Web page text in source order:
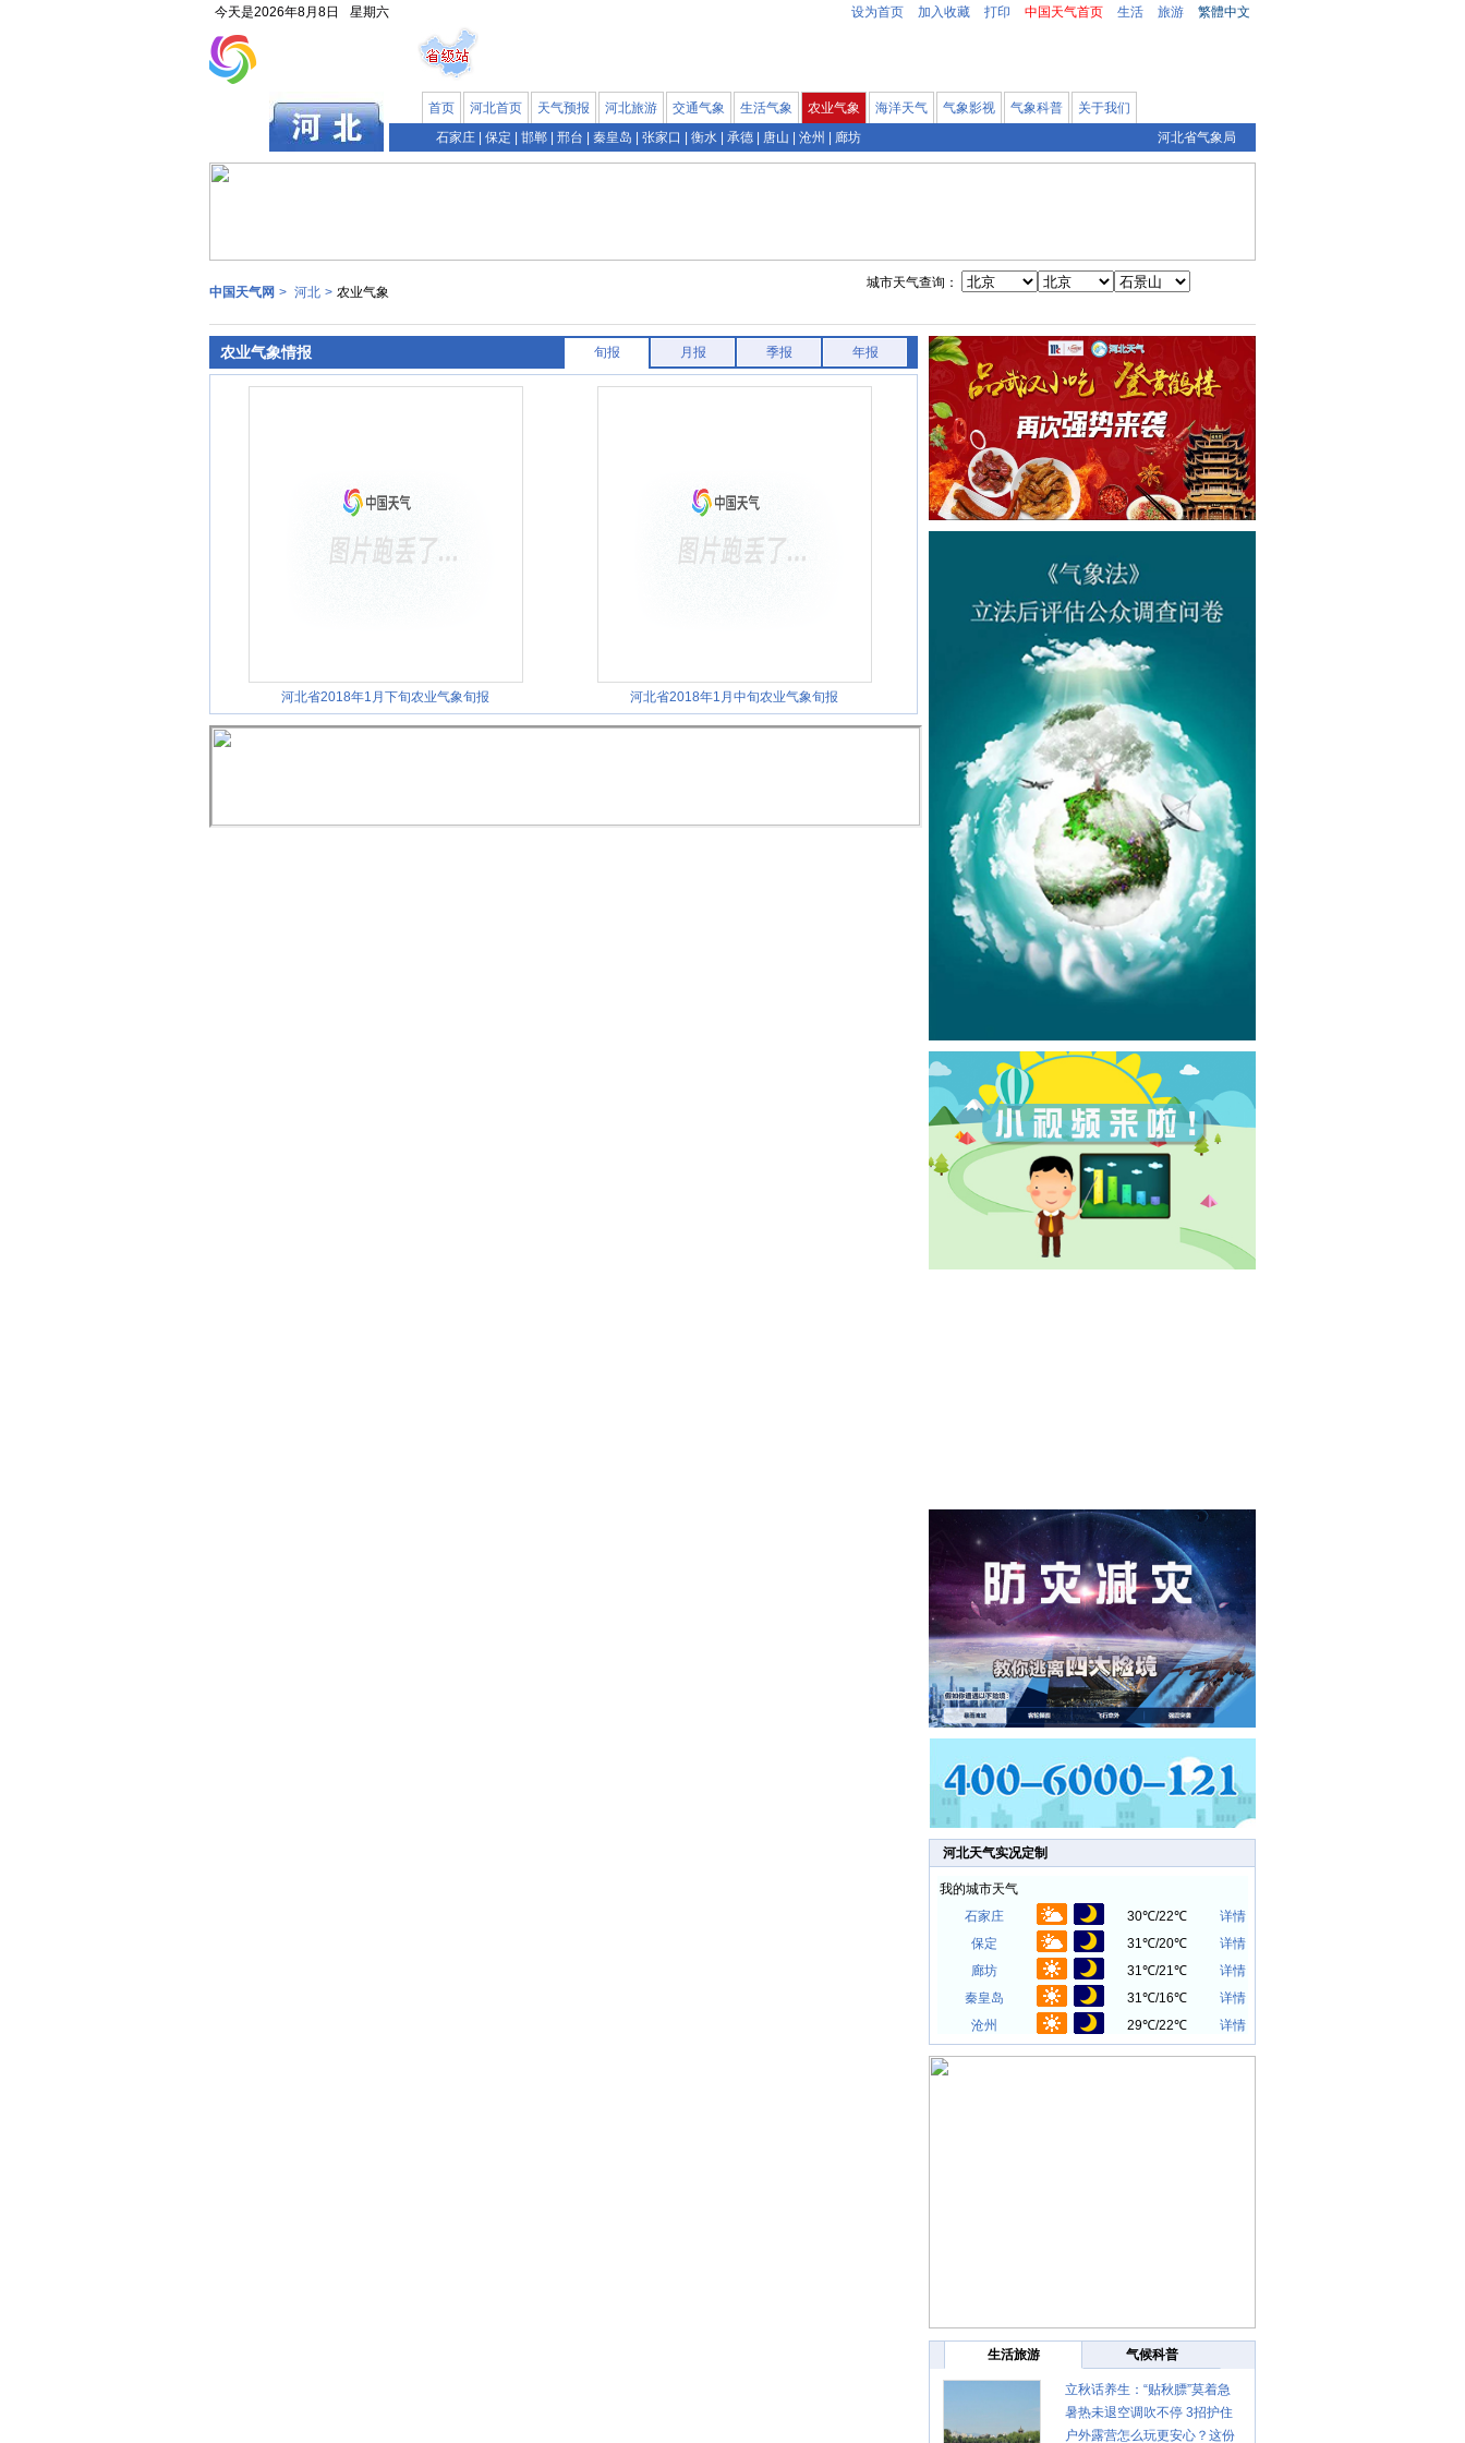
今天是2026年8月8日 星期六 设为首页 加入收藏 打印 中国天气首页 生活 旅游 繁體中文
首页 河北首页 天气预报 河北旅游 交通气象 生活气象 农业气象 海洋天气 气象影视 气象科普
关于我们
石家庄
保定 邯郸 邢台 秦皇岛 张家口 衡水 承德 唐山 沧州 廊坊 河北省气象局
中国天气网 > 河北 > 农业气象
城市天气查询：
农业气象情报 旬报 月报 季报 年报
河北省2018年1月下旬农业气象旬报 河北省2018年1月中旬农业气象旬报
河北天气实况定制
我的城市天气
石家庄
30℃/22℃
详情
保定
31℃/20℃
详情
廊坊
31℃/21℃
详情
秦皇岛
31℃/16℃
详情
沧州
29℃/22℃ 详情
生活旅游 气候科普
立秋话养生：“贴秋膘”莫着急
先清暑再防燥
暑热未退空调吹不停 3招护住
肩颈不酸痛
户外露营怎么玩更安心？这份